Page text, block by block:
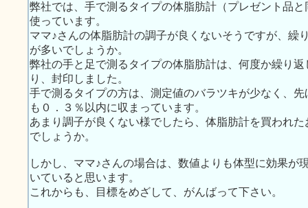
弊社では、手で測るタイプの体脂肪計（プレゼント品
使っています。
ママ♪さんの体脂肪計の調子が良くないそうですが、繰
が多いでしょうか。
弊社の手と足で測るタイプの体脂肪計は、何度か繰り
り、封印しました。
手で測るタイプの方は、測定値のバラツキが少なく、
も０．３％以内に収まっています。
あまり調子が良くない様でしたら、体脂肪計を買われ
でしょうか。
しかし、ママ♪さんの場合は、数値よりも体型に効果が
いていると思います。
これからも、目標をめざして、がんばって下さい。